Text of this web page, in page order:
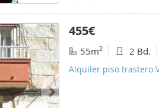
455€
55m2 2 Bd.
Alquiler piso trastero